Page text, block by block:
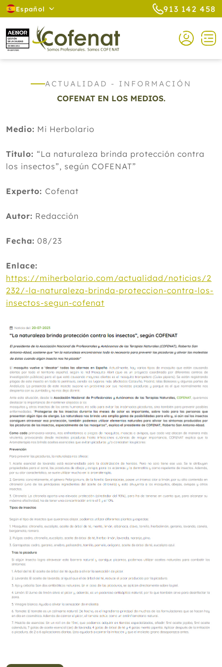
Español 913 142 458
ACTUALIDAD - INFORMACIÓN
COFENAT EN LOS MEDIOS.
Medio: Mi Herbolario
Título: “La naturaleza brinda protección contra
los insectos”, según COFENAT”
Experto: Cofenat
Autor: Redacción
Fecha: 08/23
Enlace:
https://miherbolario.com/actualidad/noticias/2
232/-la-naturaleza-brinda-proteccion-contra-los-
insectos-segun-cofenat